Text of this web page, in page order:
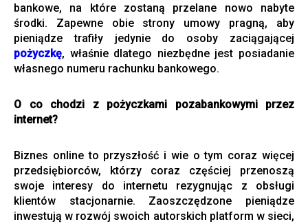
bankowe, na które zostaną przelane nowo nabyte
środki. Zapewne obie strony umowy pragną, aby
pieniądze trafiły jedynie do osoby zaciągającej
pożyczkę, właśnie dlatego niezbędne jest posiadanie
własnego numeru rachunku bankowego.
O co chodzi z pożyczkami pozabankowymi przez
internet?
Biznes online to przyszłość i wie o tym coraz więcej
przedsiębiorców, którzy coraz częściej przenoszą
swoje interesy do internetu rezygnując z obsługi
klientów stacjonarnie. Zaoszczędzone pieniądze
inwestują w rozwój swoich autorskich platform w sieci,